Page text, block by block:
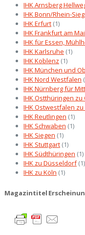
IHK Arnsberg
IHK Bonn/Rhein-Sieg
IHK Erfurt (1)
IHK Frankfurt am
IHK für Essen,
IHK Karlsruhe (1)
IHK Koblenz (1)
IHK München und
IHK Nord Westfalen
IHK Nürnberg für
IHK Ostthüringen zu
IHK Ostwestfalen
IHK Reutlingen (1)
IHK Schwaben (1)
IHK Siegen (1)
IHK Stuttgart (1)
IHK Südthüringen (1)
IHK zu Düsseldorf (1)
IHK zu Köln (1)
Magazintitel